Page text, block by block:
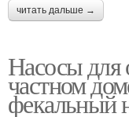
читать дальше →
Насосы для
частном
фекальный